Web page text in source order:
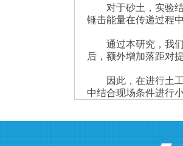
对于砂土，实验结
锤击能量在传递过程
通过本研究，我
后，额外增加落距对
因此，在进行土工
中结合现场条件进行